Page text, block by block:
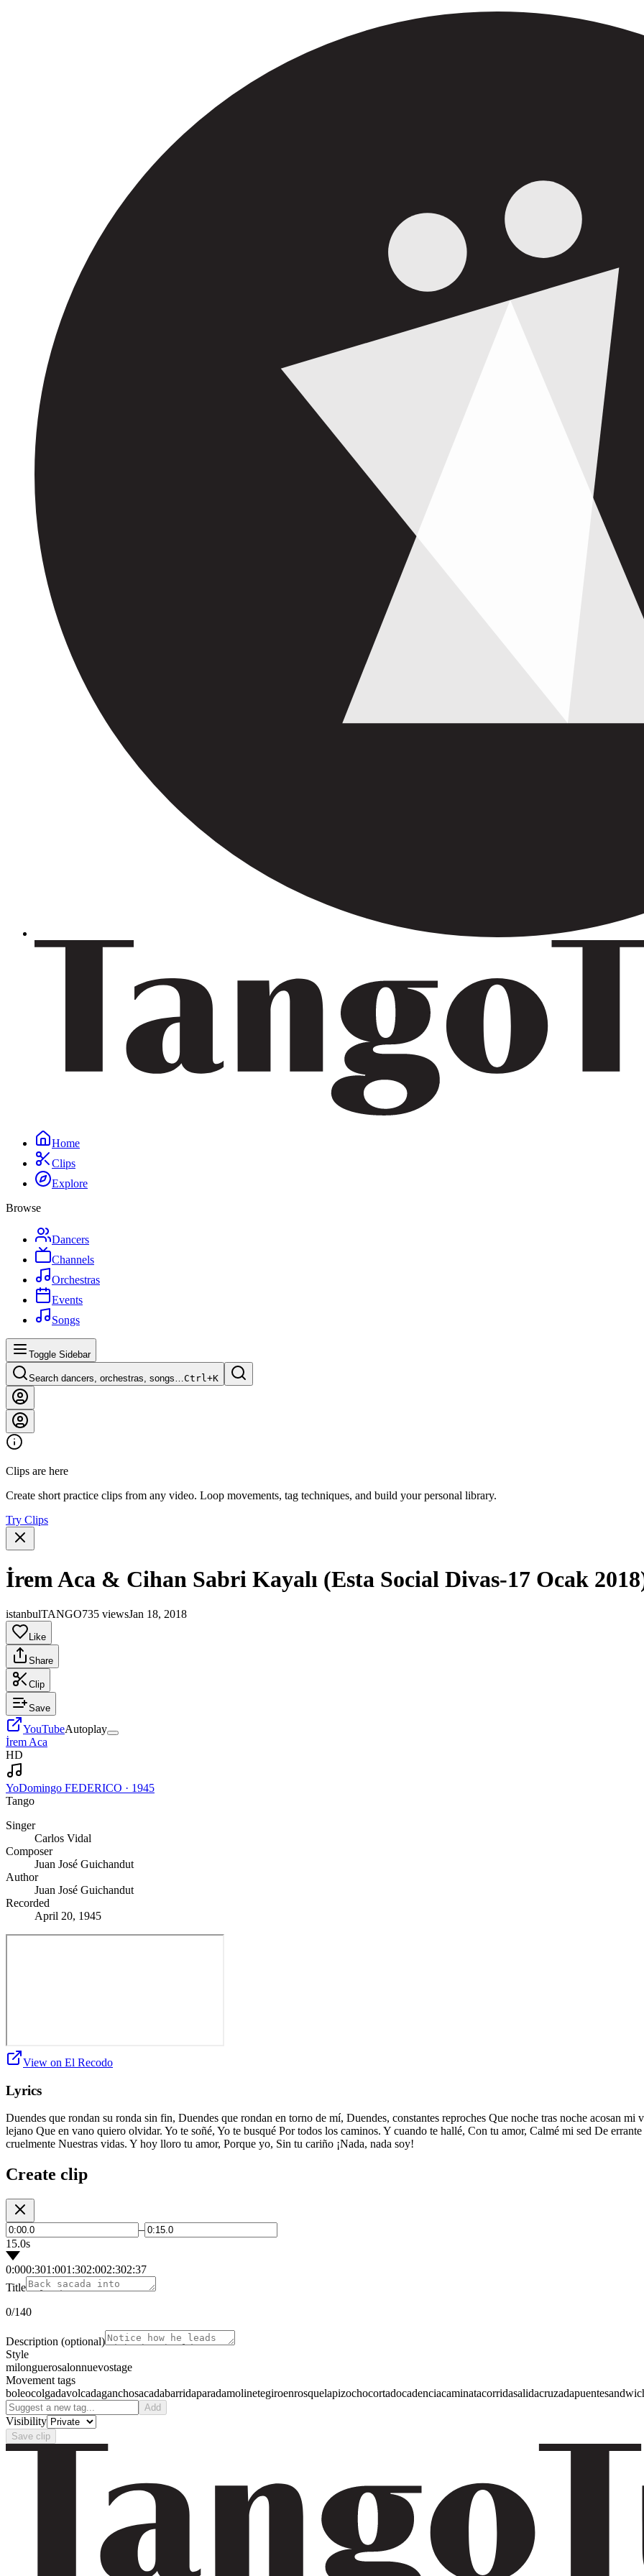
Home
Clips
Explore
Browse
Dancers
Channels
Orchestras
Events
Songs
Toggle Sidebar
Search dancers, orchestras, songs…Ctrl+K
Clips are here
Create short practice clips from any video. Loop movements, tag techniques, and build your personal library.
Try Clips
İrem Aca & Cihan Sabri Kayalı (Esta Social Divas-17 Ocak
istanbulTANGO735 viewsJan 18, 2018
Like
Share
Clip
Save
YouTubeAutoplay
İrem Aca
HD
YoDomingo FEDERICO · 1945
Tango
Singer
Carlos Vidal
Composer
Juan José Guichandut
Author
Juan José Guichandut
Recorded
April 20, 1945
View on El Recodo
Lyrics
Duendes que rondan su ronda sin fin, Duendes que rondan en torno de mí, Duendes, constantes reproches Que noche tras noche acosan
lejano Que en vano quiero olvidar. Yo te soñé, Yo te busqué Por todos los caminos. Y cuando te hallé, Con tu amor, Calmé mi sed De
cruelmente Nuestras vidas. Y hoy lloro tu amor, Porque yo, Sin tu cariño ¡Nada, nada soy!
Create clip
–
15.0s
0:000:301:001:302:002:302:37
Title
0/140
Description (optional)
Style
milonguerosalonnuevostage
Movement tags
boleocolgadavolcadaganchosacadabarridaparadamolinetegiroenrosquelapizochocortadocadenciacaminatacorridasalidacruzadapuente
Add
Visibility
Save clip